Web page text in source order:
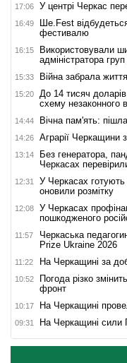
17:06 У центрі Черкас
16:49
Ше.Fest
фестивалю
16:15
Використовували
адміністратора
15:33 Війна забрала
15:20
До 14 тисяч
схему незаконного
14:44 Вічна пам'ять:
14:26 Аграрії Черкащини
13:14
Без генератора,
Черкасах
12:31
У Черкасах готують
оновили розмітку
12:08
У Черкасах
пошкодженого
11:57
Черкаська
Prize Ukraine 2026
11:22 На Черкащині за
10:52
Погода різко
фронт
10:17 На Черкащині
09:31 На Черкащині сили